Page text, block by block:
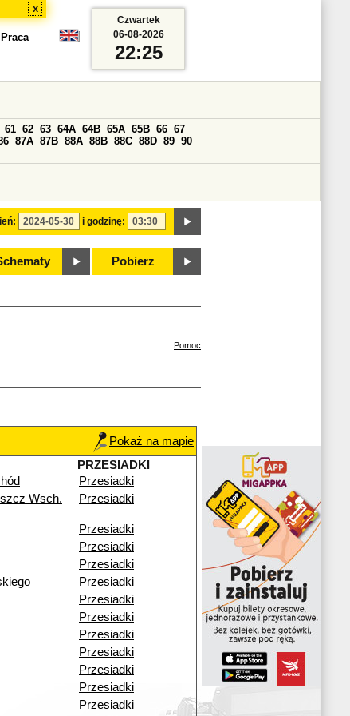
x
Praca
i godzinę:
61 62 63 64A 64B 65A 65B 66 67
87A 87B 88A 88B 88C 88D 89 90
Pobierz
Czwartek
06-08-2026
22:25
Pomoc
Pokaż na mapie
PRZESIADKI
Przesiadki
Wsch.
Przesiadki
Przesiadki
Przesiadki
Przesiadki
Przesiadki
Przesiadki
Przesiadki
Przesiadki
Przesiadki
Przesiadki
Przesiadki
Przesiadki